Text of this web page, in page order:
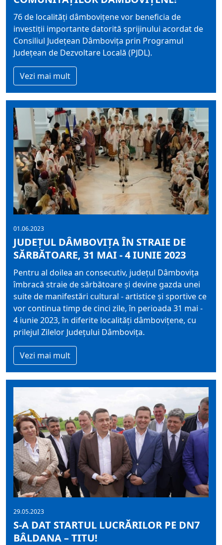
76 de localități dâmbovițene vor beneficia de
investiții importante datorită sprijinului acordat de
Consiliul Județean Dâmbovița prin Programul
Județean de Dezvoltare Locală (PJDL).
Vezi mai mult
01.06.2023
JUDEȚUL DÂMBOVIȚA ÎN STRAIE DE
SĂRBĂTOARE, 31 MAI - 4 IUNIE 2023
Pentru al doilea an consecutiv, județul Dâmbovița
îmbracă straie de sărbătoare și devine gazda unei
suite de manifestări cultural - artistice și sportive ce
vor continua timp de cinci zile, în perioada 31 mai -
4 iunie 2023, în diferite localități dâmbovițene, cu
prilejul Zilelor Județului Dâmbovița.
Vezi mai mult
29.05.2023
S-A DAT STARTUL LUCRĂRILOR PE DN7
BÂLDANA – TITU!